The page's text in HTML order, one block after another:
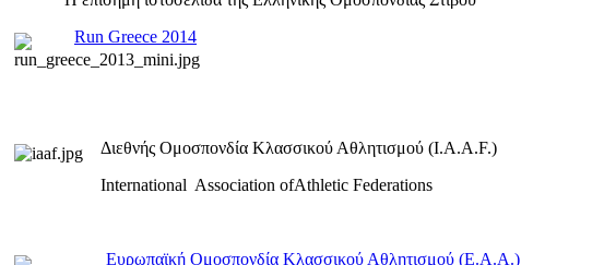
Run Greece 2014
Διεθνής Ομοσπονδία Κλασσικού Αθλητισμού (I.A.A.F.)
International Association ofAthletic Federations
Ευρωπαϊκή Ομοσπονδία Κλασσικού Αθλητισμού (E.A.A.)